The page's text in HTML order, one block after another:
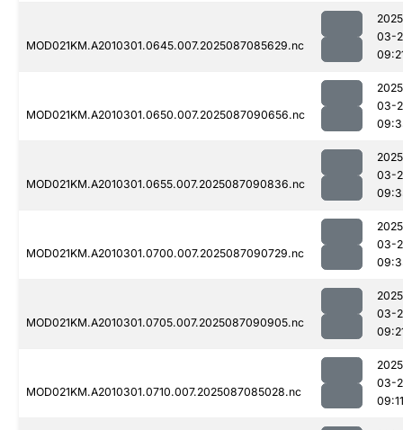
MOD021KM.A2010301.0645.007.2025087085629.nc
03-
MOD021KM.A2010301.0650.007.2025087090656.nc
03-
MOD021KM.A2010301.0655.007.2025087090836.nc
03-
MOD021KM.A2010301.0700.007.2025087090729.nc
03-
MOD021KM.A2010301.0705.007.2025087090905.nc
03-
MOD021KM.A2010301.0710.007.2025087085028.nc
03-
09:11